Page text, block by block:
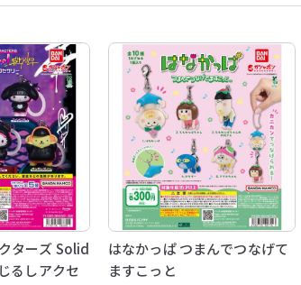
ターズ Solid
るしアクセ
はなかっぱ つまんでつなげて
ますこっと